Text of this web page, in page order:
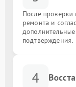
После проверки
ремонта и
подтверждения.
4